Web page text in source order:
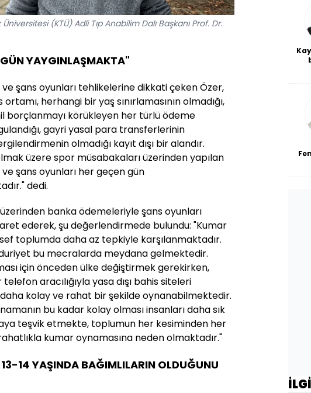
(KTÜ) Adli Tıp Anabilim Dalı Başkanı Prof. Dr.
YAYGINLAŞMAKTA"
ve şans oyunları tehlikelerine dikkati çeken Özer,
ortamı, herhangi bir yaş sınırlamasının olmadığı,
borçlanmayı körükleyen her türlü ödeme
gayri yasal para transferlerinin
olmadığı kayıt dışı bir alandır.
üzere spor müsabakaları üzerinden yapılan
ve şans oyunları her geçen gün
dedi.
banka ödemeleriyle şans oyunları
ederek, şu değerlendirmede bulundu: "Kumar
toplumda daha az tepkiyle karşılanmaktadır.
bu mecralarda meydana gelmektedir.
için önceden ülke değiştirmek gerekirken,
aracılığıyla yasa dışı bahis siteleri
kolay ve rahat bir şekilde oynanabilmektedir.
bu kadar kolay olması insanları daha sık
teşvik etmekte, toplumun her kesiminden her
kumar oynamasına neden olmaktadır."
14 YAŞINDA BAĞIMLILARIN OLDUĞUNU